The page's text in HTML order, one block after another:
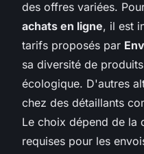
des offres variées.
achats en ligne, il est
tarifs proposés par
sa diversité de
écologique. D'autres
chez des détaillants
Le choix dépend de la
requises pour les